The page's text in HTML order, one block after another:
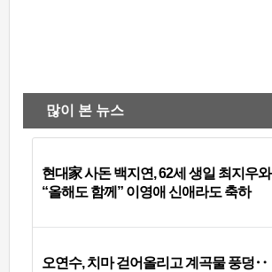
많이 본 뉴스
현대家 사돈 백지연, 62세 생일 최지우와
“올해도 함께” 이영애 신애라도 축하
오연수, 치마 걷어올리고 계곡물 풍덩‥